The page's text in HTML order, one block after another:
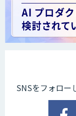
SNSをフォロー